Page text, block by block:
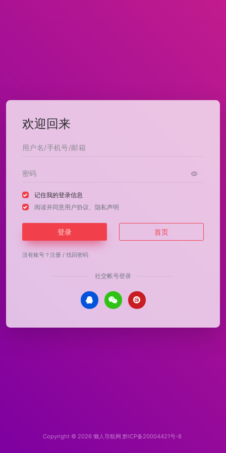
欢迎回来
记住我的登录信息
阅读并同意用户协议 隐私声明
登录 首页
没有账号？ 注册 / 找回密码
社交帐号登录
Copyright © 2026 懒人导航网 黔ICP备20004421号-8